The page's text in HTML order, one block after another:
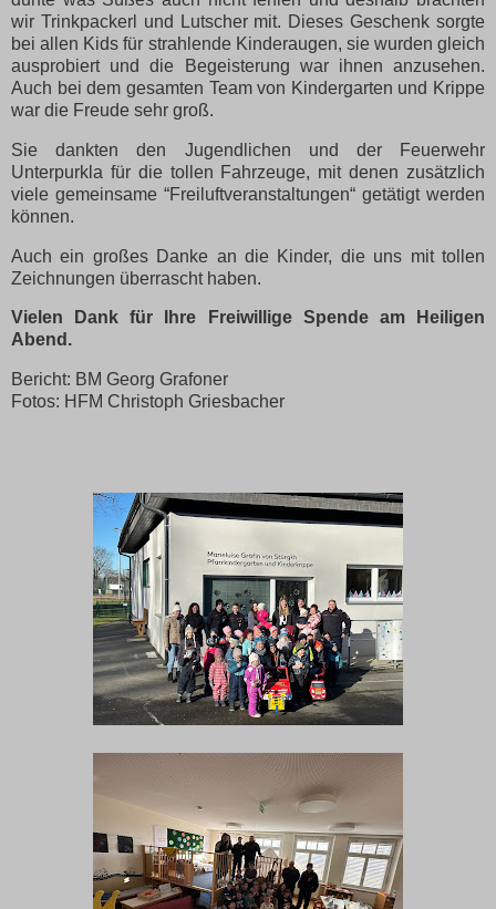
wir Trinkpackerl und Lutscher mit. Dieses Geschenk sorgte
bei allen Kids für strahlende Kinderaugen, sie wurden gleich
ausprobiert und die Begeisterung war ihnen anzusehen.
Auch bei dem gesamten Team von Kindergarten und Krippe
war die Freude sehr groß.
Sie dankten den Jugendlichen und der Feuerwehr
Unterpurkla für die tollen Fahrzeuge, mit denen zusätzlich
viele gemeinsame “Freiluftveranstaltungen“ getätigt werden
können.
Auch ein großes Danke an die Kinder, die uns mit tollen
Zeichnungen überrascht haben.
Vielen Dank für Ihre Freiwillige Spende am Heiligen
Abend.
Bericht: BM Georg Grafoner
Fotos: HFM Christoph Griesbacher